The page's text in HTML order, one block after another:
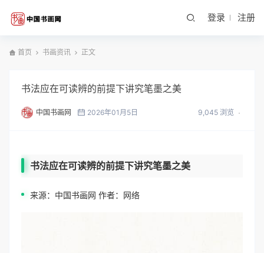
登录 注册
首页 书画资讯 正文
书法应在可读辨的前提下讲究笔墨之美
中国书画网 2026年01月5日 9,045 浏览
书法应在可读辨的前提下讲究笔墨之美
来源：中国书画网 作者：网络